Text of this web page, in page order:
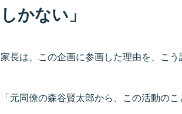
しかない」
家長は、この企画に参画した理由を、こう
「元同僚の森谷賢太郎から、この活動の